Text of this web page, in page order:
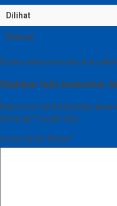
Dilihat
Diskusi
Belum ada komentar, buka
Silahkan tulis komentar
Alamat email Anda tidak akan
bintang (*) wajib diisi.
Isi komentar Anda *